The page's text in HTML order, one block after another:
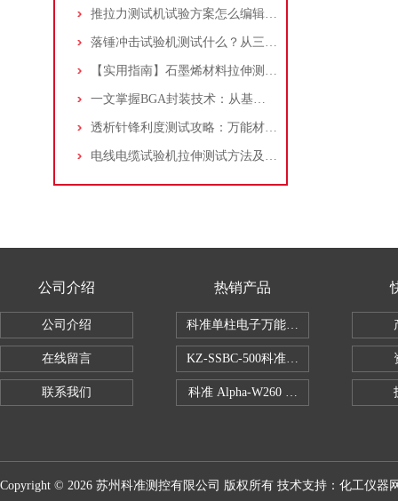
推拉力测试机试验方案怎么编辑？详细步骤与参数设置指南
落锤冲击试验机测试什么？从三个维度解析材料冲击性能评价方法
【实用指南】石墨烯材料拉伸测试的完整流程解析
一文掌握BGA封装技术：从基础到可靠性测试，推拉力测试机如何保障品质？
透析针锋利度测试攻略：万能材料试验机定制夹具实测分析！
电线电缆试验机拉伸测试方法及操作步骤介绍！
公司介绍
公司介绍
在线留言
联系我们
热销产品
科准单柱电子万能拉力机KZ-SSBC-500
KZ-SSBC-500科准单柱电子万能试验
科准 Alpha-W260 半导体全自动推拉
Copyright © 2026 苏州科准测控有限公司 版权所有 技术支持： 化工仪器